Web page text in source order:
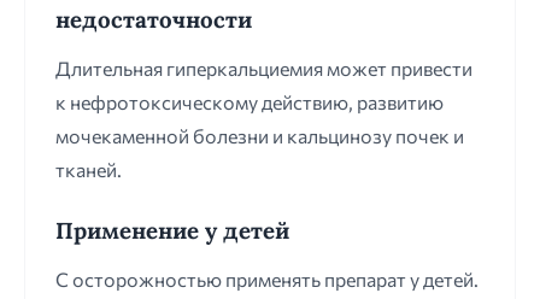
недостаточности
Длительная гиперкальциемия может привести
к нефротоксическому действию, развитию
мочекаменной болезни и кальцинозу почек и
тканей.
Применение у детей
С осторожностью применять препарат у детей.